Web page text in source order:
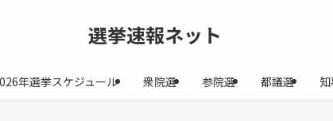
選挙速報ネット
年選挙スケジュール 衆院選 参院選 都議選